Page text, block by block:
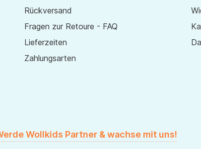
Rückversand
Fragen zur Retoure - FAQ
Lieferzeiten
Zahlungsarten
Wollkids Partner & wachse mit uns!